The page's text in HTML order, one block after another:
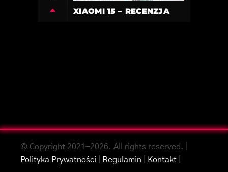
XIAOMI 15 – RECENZJA
© Copyright 2021-2026. All rights reserved. |
Polityka Prywatności
Regulamin Kontakt